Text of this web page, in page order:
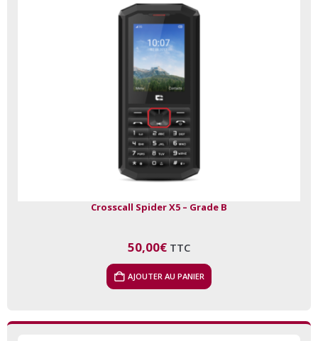
Crosscall Spider X5 – Grade B
50,00€ TTC
AJOUTER AU PANIER